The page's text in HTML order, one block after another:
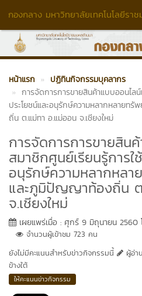
กองกลาง มหาวิทยาลัยเทคโนโลยีรา
หน้าแรก
ปฏิทินกิจกรรมบุคลากร
การจัดการการขายสินค้าแบบออนไล
ประโยชน์และอนุรักษ์ความหลากหลายท
ถิ่น ต.แม่ทา อ.แม่ออน จ.เชียงใหม่
การจัดการการขายสิน
สมาชิกศูนย์เรียนรู้การใ
อนุรักษ์ความหลากหลา
และภูมิปัญญาท้องถิ่น
จ.เชียงใหม่
เผยแพร่เมื่อ : ศุกร์ 9 มิถุนายน
จำนวนผู้เข้าชม 723 คน
ยังไม่มีคะแนนสำหรับข่าวกิจกรรมนี้
ผู้อ่า
ข้างใต้
ให้คะแนนข่าวกิจกรรม